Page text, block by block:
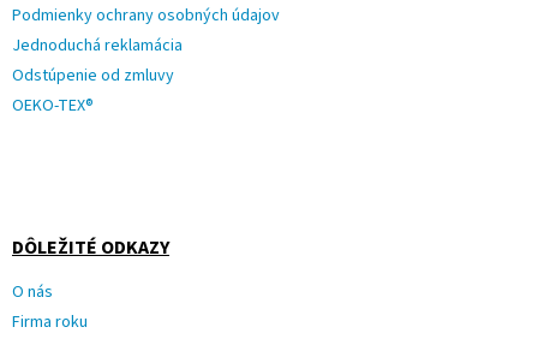
Podmienky ochrany osobných údajov
Jednoduchá reklamácia
Odstúpenie od zmluvy
OEKO-TEX®
DÔLEŽITÉ ODKAZY
O nás
Firma roku